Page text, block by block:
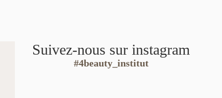
Suivez-nous sur instagram
#4beauty_institut